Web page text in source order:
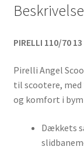
Beskrivelse
PIRELLI 110/70 13
Pirelli Angel
til scootere, med
og komfort i
Dækkets